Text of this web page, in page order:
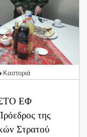
Καστοριά
ΕΦ
της
Στρατού